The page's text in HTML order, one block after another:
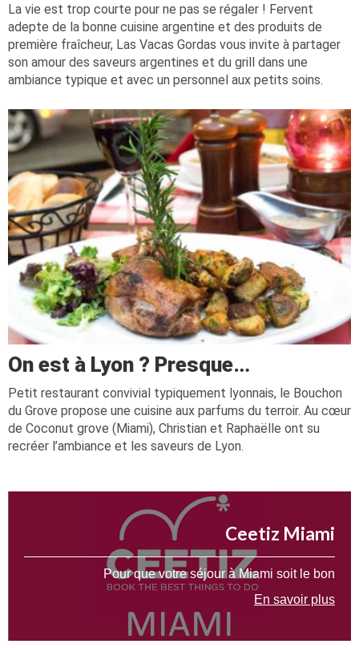
La vie est trop courte pour ne pas se régaler ! Fervent
adepte de la bonne cuisine argentine et des produits de
première fraîcheur, Las Vacas Gordas vous invite à partager
son amour des saveurs argentines et du grill dans une
ambiance typique et avec un personnel aux petits soins.
On est à Lyon ? Presque…
Petit restaurant convivial typiquement lyonnais, le Bouchon
du Grove propose une cuisine aux parfums du terroir. Au cœur
de Coconut grove (Miami), Christian et Raphaëlle ont su
recréer l’ambiance et les saveurs de Lyon.
Ceetiz Miami
Pour que votre séjour à Miami soit le bon
En savoir plus